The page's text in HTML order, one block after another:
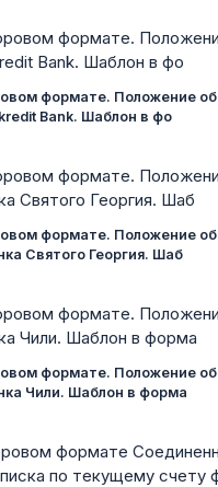
формате. Положение об
Bank. Шаблон в фо
формате. Положение об
Святого Георгия. Шаб
формате. Положение об
Чили. Шаблон в форма